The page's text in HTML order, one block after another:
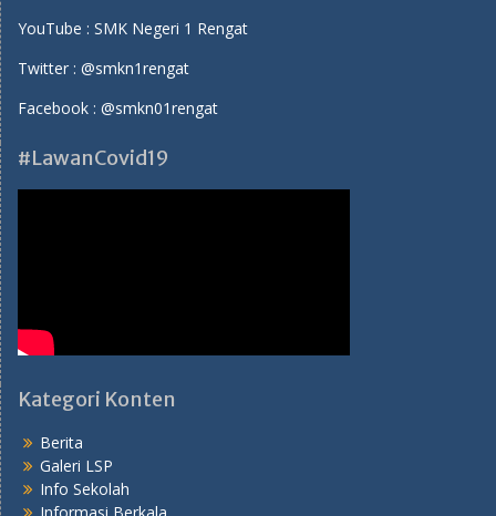
YouTube : SMK Negeri 1 Rengat
Twitter : @smkn1rengat
Facebook : @smkn01rengat
#LawanCovid19
Kategori Konten
Berita
Galeri LSP
Info Sekolah